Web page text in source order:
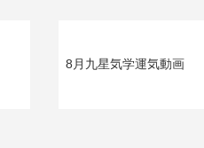
8月九星気学運気動画